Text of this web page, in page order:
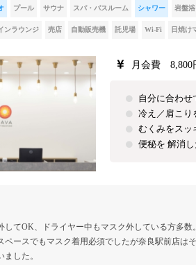
プール サウナ スパ・バスルーム シャワー 岩盤浴
ンラウンジ 売店 自動販売機 託児場 Wi-Fi 日焼け
月会費 8,800
自分に合わせ
冷え／肩こり
むくみをスッ
便秘を 解消
してOK、ドライヤー中もマスク外している方多
ペースでもマスク着用必須でしたが奈良駅前店は
した。